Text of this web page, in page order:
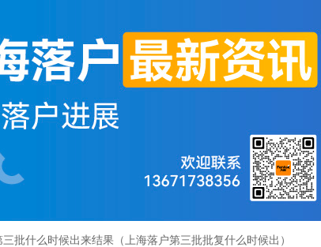
批什么时候出来结果（上海落户第三批批复什么时候出）